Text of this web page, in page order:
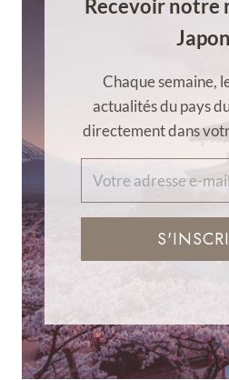
Recevoir notre
Japon
Chaque semaine,
actualités du pays
directement dans